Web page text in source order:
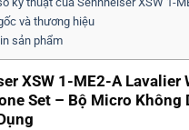
và thương hiệu
sản phẩm
XSW 1-ME2-A Lavalier
Set – Bộ Micro Không